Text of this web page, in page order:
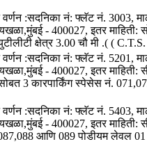
:सदनिका नं: फ्लॅट नं. 3003,
- 400027, इतर
क्षेत्र 3.00 चौ मी .( (
:सदनिका नं: फ्लॅट नं. 5201,
- 400027, इतर माहिती:
सोबत 3 कारपार्किंग स्पेसेस नं.
:सदनिका नं: फ्लॅट नं. 5403,
- 400027, इतर माहिती:
आणि 089 पोडीयम लेवल